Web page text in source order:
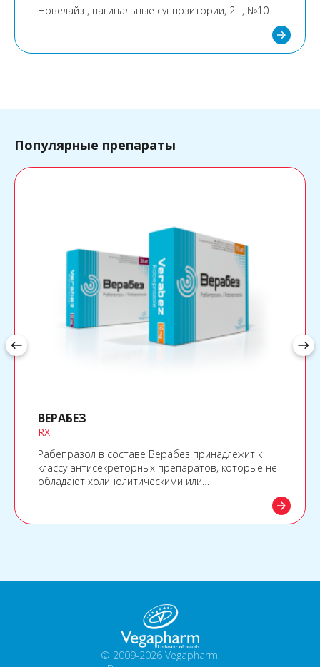
Новелайз , вагинальные суппозитории, 2 г, №10
arrow_forward
Популярные препараты
ВЕРАБЕЗ
RX
Рабепразол в составе Верабез принадлежит к
классу антисекреторных препаратов, которые не
обладают холинолитическими или
фермента протонной помпы.
arrow_forward
west east
© 2009-2026 Vegapharm.